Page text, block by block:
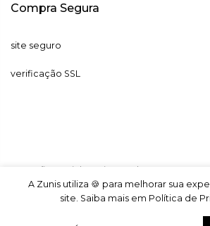
Compra Segura
site seguro
verificação SSL
Razão Social: Zunis LTDA | CNPJ:
ZUNIS. Todos os direitos
A Zunis utiliza 🍪 para melhorar sua
site. Saiba mais em Política de